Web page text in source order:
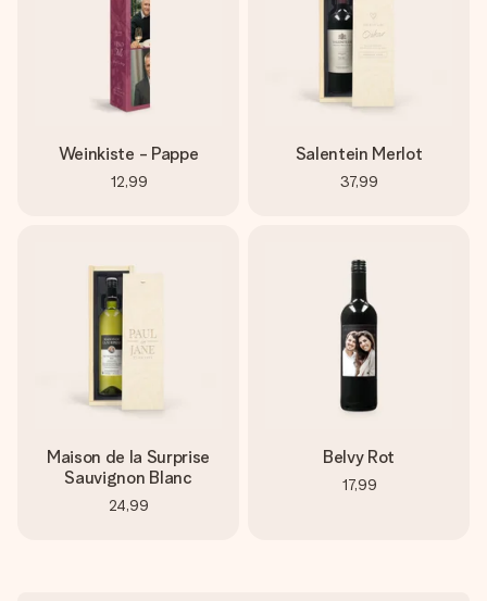
Weinkiste - Pappe
12,99
Salentein Merlot
37,99
Maison de la Surprise
Sauvignon Blanc
24,99
Belvy Rot
17,99